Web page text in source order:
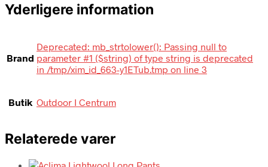
Yderligere information
Brand
Deprecated: mb_strtolower(): Passing null to
parameter #1 ($string) of type string is deprecated
in /tmp/xim_id_663-y1ETub.tmp on line 3
Butik Outdoor I Centrum
Relaterede varer